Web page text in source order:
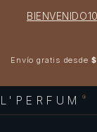
Envío gratis desde
L'PERFUM ®